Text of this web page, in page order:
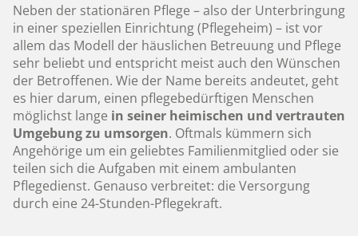
Neben der stationären Pflege – also der Unterbringung
in einer speziellen Einrichtung (Pflegeheim) – ist vor
allem das Modell der häuslichen Betreuung und Pflege
sehr beliebt und entspricht meist auch den Wünschen
der Betroffenen. Wie der Name bereits andeutet, geht
es hier darum, einen pflegebedürftigen Menschen
möglichst lange in seiner heimischen und vertrauten
Umgebung zu umsorgen. Oftmals kümmern sich
Angehörige um ein geliebtes Familienmitglied oder sie
teilen sich die Aufgaben mit einem ambulanten
Pflegedienst. Genauso verbreitet: die Versorgung
durch eine 24-Stunden-Pflegekraft.